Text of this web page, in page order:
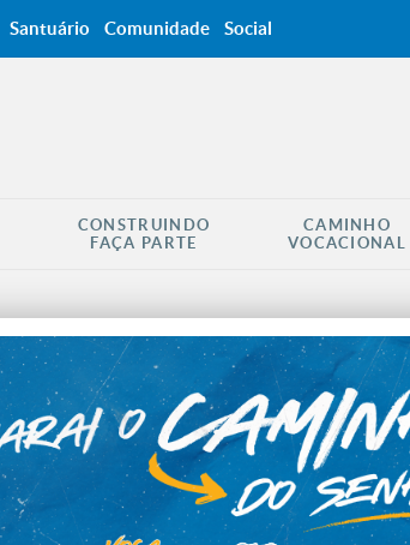
CONSTRUINDO
FAÇA PARTE
CAMINHO
VOCACIONAL
Santuário Comunidade Social